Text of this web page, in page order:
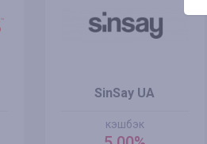
SinSay UA
кэшбэк